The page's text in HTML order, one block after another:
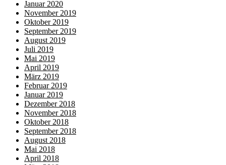
Januar 2020
November 2019
Oktober 2019
September 2019
August 2019
Juli 2019
Mai 2019
April 2019
März 2019
Februar 2019
Januar 2019
Dezember 2018
November 2018
Oktober 2018
September 2018
August 2018
Mai 2018
April 2018